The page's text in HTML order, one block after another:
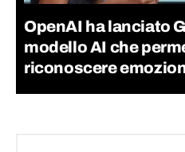
OpenAI ha lanciato
modello AI che
riconoscere